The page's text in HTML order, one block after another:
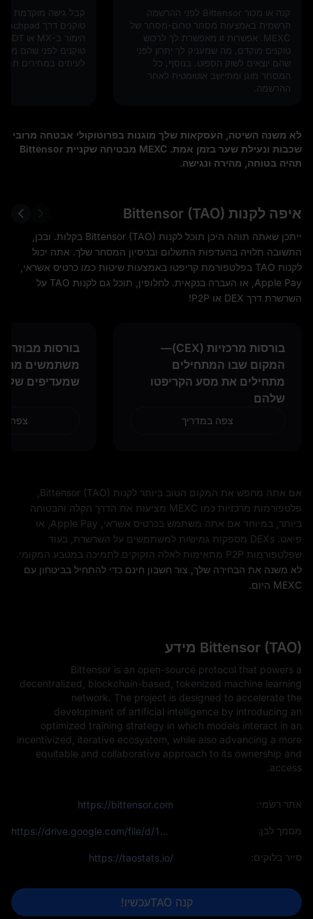
קנה או מכור Bittensor לפני ההרשמה
הרשמית באמצעות מסחר טרום-מסחר של
MEXC. אפשרות זו מאפשרת לך לרכוש
טוקנים מוקדם, מה שמעניק לך יתרון לפני
שהם יוצאים לשוק הספוט. בנוסף, כל
המסחר מוגן ומתיישב אוטומטית לאחר
ההרשמה.
קבל גישה מוקדמת
טוקנים לפני שהם
לעיתים במחירים
לא משנה השיטה, העסקאות שלך מוגנות בפרוטוקולי אבטחה מרובי
שכבות ונעילת שער בזמן אמת. MEXC מבטיחה שקניית Bittensor
תהיה בטוחה, מהירה ונגישה.
איפה לקנות Bittensor (TAO)
ייתכן שאתה תוהה היכן תוכל לקנות Bittensor (TAO) בקלות. ובכן,
התשובה תלויה בהעדפות התשלום ובניסיון המסחר שלך. אתה יכול
לקנות TAO בפלטפורמת קריפטו באמצעות שיטות כמו כרטיס אשראי,
Apple Pay, או העברה בנקאית. לחלופין, תוכל גם לקנות TAO על
השרשרת דרך DEX או P2P!
בורסות מרכזיות (CEX)—
המקום שבו המתחילים
מתחילים את מסע הקריפטו
שלהם
צפה במדריך
משתמשים
שמעדיפים
צפה
פלטפורמות מרכזיות כמו MEXC מציעות את הדרך הקלה והבטוחה
ביותר, במיוחד אם אתה משתמש בכרטיס אשראי, Apple Pay, או
פיאט. DEXs מספקות גמישות למשתמשים על השרשרת, בעוד
שפלטפורמות P2P מתאימות לאלה הזקוקים לתמיכה במטבע המקומי.
לא משנה את הבחירה שלך, צור חשבון חינם כדי להתחיל בביטחון עם
MEXC היום.
Bittensor (TAO) מידע
Bittensor is an open-source protocol that powers a
decentralized, blockchain-based, tokenized machine learning
network. The project is designed to accelerate the
development of artificial intelligence by introducing an
optimized training strategy in which models interact in an
incentivized, iterative ecosystem, while also advancing a more
equitable and collaborative approach to its ownership and
access.
אתר רשמי: https://bittensor.com
מסמך לבן: https://drive.google.com/file/d/1VnsobL6lIAAqcA1_Tbm8AYIQscfJV4KU/view?usp=sharing
סייר בלוקים: https://taostats.io/
קנה TAOעכשיו!